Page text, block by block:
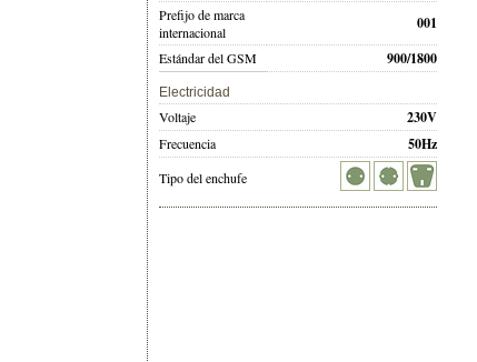
Prefijo de marca
internacional
001
Estándar del GSM 900/1800
Electricidad
Voltaje 230V
Frecuencia 50Hz
Tipo del enchufe